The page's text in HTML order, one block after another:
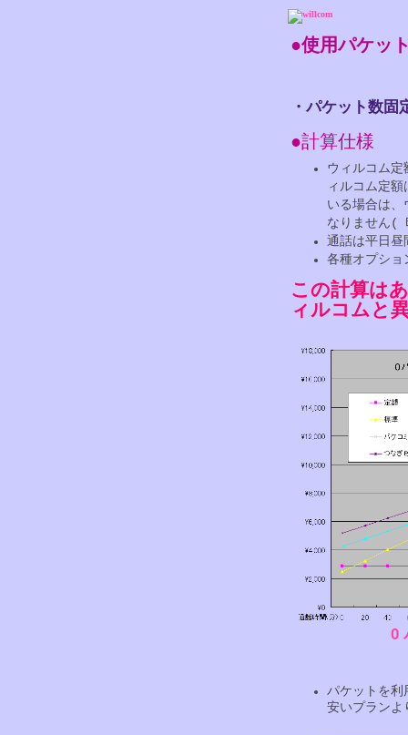
●使用パケッ
・パケット数
●計算仕様
ウィルコム
ィルコム定
いる場合は、
なりません(
通話は平日
各種オプショ
この計算は
ィルコムと
0
パケットを利
安いプランよ